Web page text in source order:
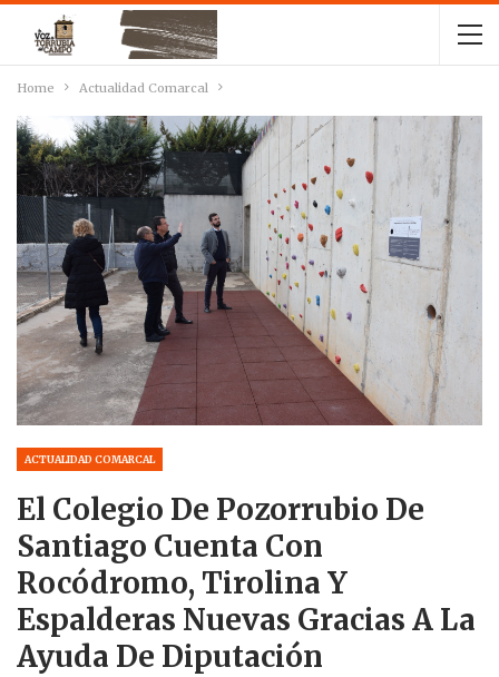
Home Actualidad Comarcal
ACTUALIDAD COMARCAL
El Colegio De Pozorrubio De
Santiago Cuenta Con
Rocódromo, Tirolina Y
Espalderas Nuevas Gracias A La
Ayuda De Diputación